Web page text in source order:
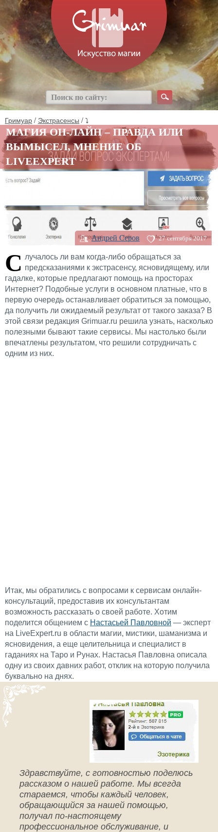
Гримуар / Экстрасенсы / ⤵
МАГИЯ ОН-ЛАЙН – ПРАВДА ИЛИ
ВЫМЫСЕЛ, МНЕНИЕ ОБ
LIVEEXPERT
Андрей Серов 27 сентября 2017
С лучалось ли вам когда-либо обращаться за
предсказаниями к экстрасенсу, ясновидящему, или
гадалке, которые предлагают помощь на просторах
Интернет? Подобные услуги в основном платные, что в
первую очередь останавливает обратиться за помощью,
да получить ли ожидаемый результат от такого заказа? В
этой связи редакция Grimuar.ru решила узнать, насколько
полезными бывают такие сервисы. Мы настолько были
впечатлены результатом, что решили сотрудничать с
одним из них.
Итак, мы обратились с вопросами к сервисам онлайн-
консультаций, предоставив их консультантам
возможность рассказать о своей работе. Хотим
поделится общением с Настасьей Павловной — эксперт
на LiveExpert.ru в области магии, мистики, шаманизма и
ясновидения, а еще целительница и специалист в
гаданиях на Таро и Рунах. Настасья Павловна описала
одну из своих давних работ, отклик на которую получила
буквально на днях.
Здравствуйте, с готовностью поделюсь
рассказом о нашей работе. Мы всегда
стараемся, чтобы каждый человек,
обращающийся за нашей помощью,
получал по-настоящему
профессиональное обслуживание, и